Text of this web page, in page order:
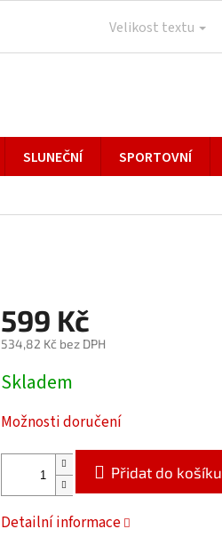
Velikost textu
SLUNEČNÍ SPORTOVNÍ
599 Kč
534,82 Kč bez DPH
Měrná
cena:
Skladem
Možnosti doručení
Přidat do košíku
Detailní informace